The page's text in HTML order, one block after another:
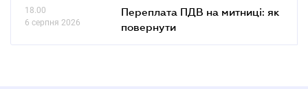
18.00
6 серпня 2026
Переплата ПДВ на митниці: як
повернути